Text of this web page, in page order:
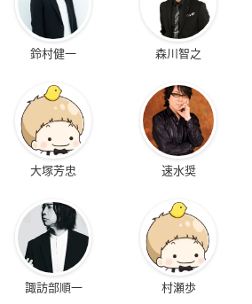
鈴村健一 森川智之
大塚芳忠 速水奨
諏訪部順一 村瀬歩